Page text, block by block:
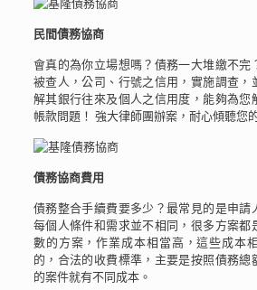
民間債務協商
會真的為你立場想嗎？債務一大堆繳不完
被查人，公司、行號之信用，實施調查，
解其銀行往來及個人之信用度，能夠為您
帳款問題！ 強大律師團辦案，耐心傾聽您
債務協商費用
債務整合手續費要多少？最常見的是申請
每個人條件和需求並不相同，很多方案都
數的方案，作業成本相當高，這些成本
的，合法的收費標準，主要是按照債務總
的案件就有不同成本。